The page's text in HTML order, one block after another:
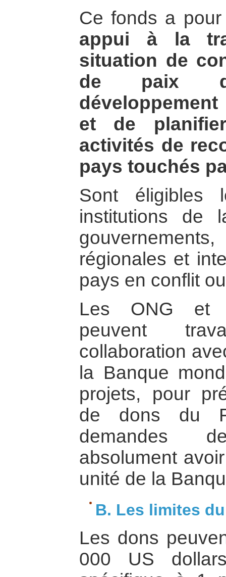
Ce fonds a
appui à la
situation de
de paix
et de
activités de
pays touchés
Sont éligibles
institutions de
régionales et
pays en conflit
Les ONG et
peuvent
collaboration
la Banque
projets, pour
de dons du
demandes
absolument
unité de la
B. Les limites
Les dons
000 US